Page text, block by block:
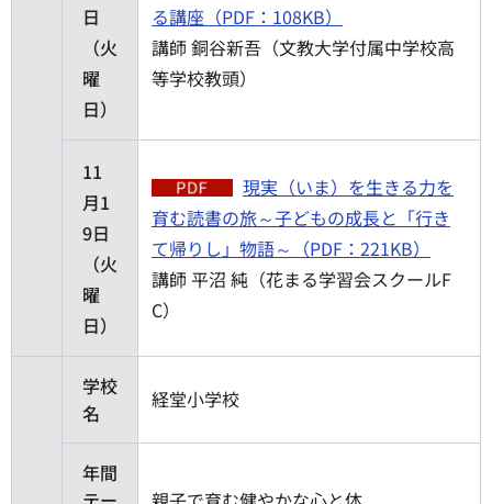
日
（火
曜
日）
る講座（PDF：108KB）
講師 銅谷新吾（文教大学付属中学校高
等学校教頭）
11
月1
9日
（火
曜
日）
現実（いま）を生きる力を
育む読書の旅～子どもの成長と「行き
て帰りし」物語～（PDF：221KB）
講師 平沼 純（花まる学習会スクールF
C）
学校
名
経堂小学校
年間